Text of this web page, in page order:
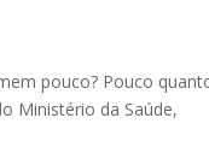
pouco? Pouco
Ministério da Saúde,